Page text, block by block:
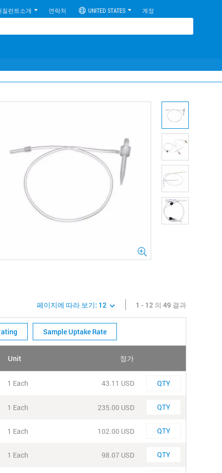
질런트소개 연락처 UNITED STATES 계정
1 - 12 의 49 결과
페이지에 따라 보기: 12
Sample Uptake Rate
Unit 정가
1 Each 43.11 USD
1 Each 235.00 USD
1 Each 102.00 USD
1 Each 98.07 USD